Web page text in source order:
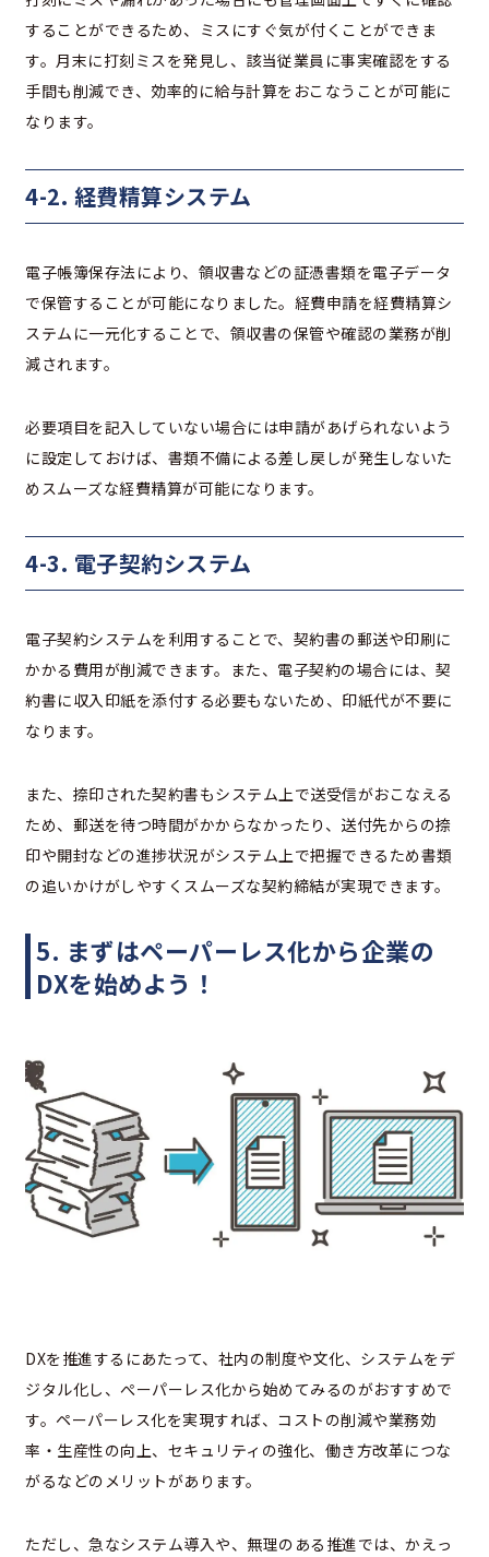
することができるため、ミスにすぐ気が付くことができま
す。月末に打刻ミスを発見し、該当従業員に事実確認をする
手間も削減でき、効率的に給与計算をおこなうことが可能に
なります。
4-2. 経費精算システム
電子帳簿保存法により、領収書などの証憑書類を電子データ
で保管することが可能になりました。経費申請を経費精算シ
ステムに一元化することで、領収書の保管や確認の業務が削
減されます。
必要項目を記入していない場合には申請があげられないよう
に設定しておけば、書類不備による差し戻しが発生しないた
めスムーズな経費精算が可能になります。
4-3. 電子契約システム
電子契約システムを利用することで、契約書の郵送や印刷に
かかる費用が削減できます。また、電子契約の場合には、契
約書に収入印紙を添付する必要もないため、印紙代が不要に
なります。
また、捺印された契約書もシステム上で送受信がおこなえる
ため、郵送を待つ時間がかからなかったり、送付先からの捺
印や開封などの進捗状況がシステム上で把握できるため書類
の追いかけがしやすくスムーズな契約締結が実現できます。
5. まずはペーパーレス化から企業の
DXを始めよう！
DXを推進するにあたって、社内の制度や文化、システムをデ
ジタル化し、ぺーパーレス化から始めてみるのがおすすめで
す。ペーパーレス化を実現すれば、コストの削減や業務効
率・生産性の向上、セキュリティの強化、働き方改革につな
がるなどのメリットがあります。
ただし、急なシステム導入や、無理のある推進では、かえっ